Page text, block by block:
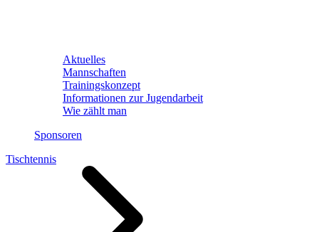
Aktuelles
Mannschaften
Trainingskonzept
Informationen zur Jugendarbeit
Wie zählt man
Sponsoren
Tischtennis